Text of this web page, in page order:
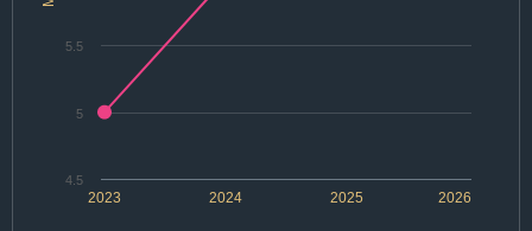
2024 2026
2023 2025
4.5
5
5.5